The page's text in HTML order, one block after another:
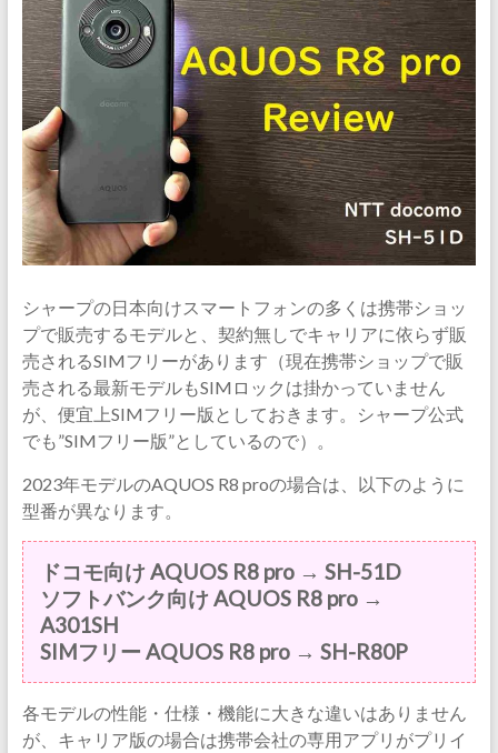
シャープの日本向けスマートフォンの多くは携帯ショッ
プで販売するモデルと、契約無しでキャリアに依らず販
売されるSIMフリーがあります（現在携帯ショップで販
売される最新モデルもSIMロックは掛かっていません
が、便宜上SIMフリー版としておきます。シャープ公式
でも”SIMフリー版”としているので）。
2023年モデルのAQUOS R8 proの場合は、以下のように
型番が異なります。
ドコモ向け AQUOS R8 pro → SH-51D
ソフトバンク向け AQUOS R8 pro →
A301SH
SIMフリー AQUOS R8 pro → SH-R80P
各モデルの性能・仕様・機能に大きな違いはありません
が、キャリア版の場合は携帯会社の専用アプリがプリイ